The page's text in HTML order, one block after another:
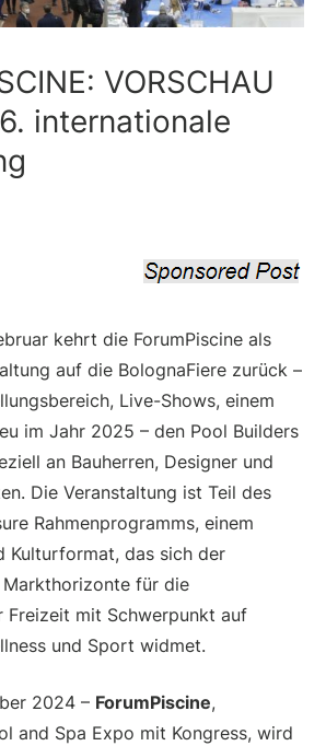
VORSCHAU
internationale
kehrt die ForumPiscine als
auf die BolognaFiere zurück –
Live-Shows, einem
im Jahr 2025 – den Pool Builders
an Bauherren, Designer und
Die Veranstaltung ist Teil des
Rahmenprogramms, einem
Kulturformat, das sich der
Markthorizonte für die
Freizeit mit Schwerpunkt auf
und Sport widmet.
2024 – ForumPiscine,
and Spa Expo mit Kongress, wird